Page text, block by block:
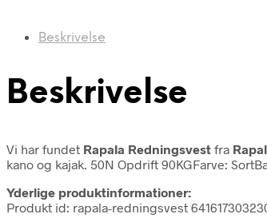
Beskrivelse
Beskrivelse
Vi har fundet Rapala Redningsvest fra
kano og kajak. 50N Opdrift 90KGFarve:
Yderlige produktinformationer:
Produkt id: rapala-redningsvest